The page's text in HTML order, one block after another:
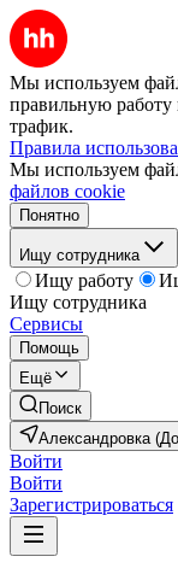
Мы используем
правильную работу
трафик.
Правила
Мы используем
файлов cookie
Понятно
Ищу сотрудника
Ищу работу
Ищу сотрудника
Сервисы
Помощь
Ещё
Поиск
Александровка
Войти
Войти
Зарегистрироваться